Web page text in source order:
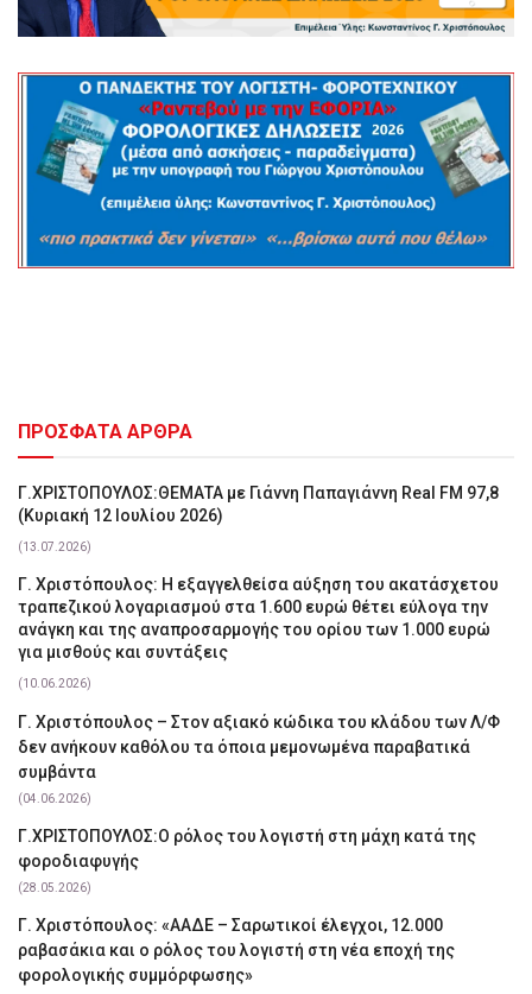
ΠΡΟΣΦΑΤΑ ΑΡΘΡΑ
Γ.ΧΡΙΣΤΟΠΟΥΛΟΣ:ΘΕΜΑΤΑ με Γιάννη Παπαγιάννη Real FM 97,8
(Κυριακή 12 Ιουλίου 2026)
(13.07.2026)
Γ. Χριστόπουλος: Η εξαγγελθείσα αύξηση του ακατάσχετου
τραπεζικού λογαριασμού στα 1.600 ευρώ θέτει εύλογα την
ανάγκη και της αναπροσαρμογής του ορίου των 1.000 ευρώ
για μισθούς και συντάξεις
(10.06.2026)
Γ. Χριστόπουλος – Στον αξιακό κώδικα του κλάδου των Λ/Φ
δεν ανήκουν καθόλου τα όποια μεμονωμένα παραβατικά
συμβάντα
(04.06.2026)
Γ.ΧΡΙΣΤΟΠΟΥΛΟΣ:Ο ρόλος του λογιστή στη μάχη κατά της
φοροδιαφυγής
(28.05.2026)
Γ. Χριστόπουλος: «ΑΑΔΕ – Σαρωτικοί έλεγχοι, 12.000
ραβασάκια και ο ρόλος του λογιστή στη νέα εποχή της
φορολογικής συμμόρφωσης»